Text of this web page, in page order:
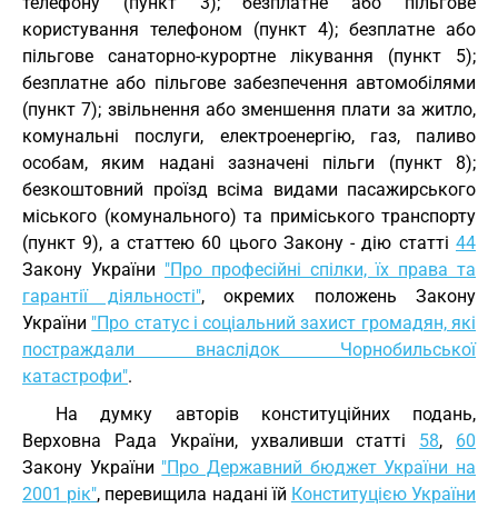
користування телефоном (пункт 4); безплатне або
пільгове санаторно-курортне лікування (пункт 5);
безплатне або пільгове забезпечення автомобілями
(пункт 7); звільнення або зменшення плати за житло,
комунальні послуги, електроенергію, газ, паливо
особам, яким надані зазначені пільги (пункт 8);
безкоштовний проїзд всіма видами пасажирського
міського (комунального) та приміського транспорту
(пункт 9), а статтею 60 цього Закону - дію статті 44
Закону України "Про професійні спілки, їх права та
гарантії діяльності", окремих положень Закону
України "Про статус і соціальний захист громадян, які
постраждали внаслідок Чорнобильської
катастрофи".
На думку авторів конституційних подань,
Верховна Рада України, ухваливши статті 58, 60
Закону України "Про Державний бюджет України на
2001 рік", перевищила надані їй Конституцією України